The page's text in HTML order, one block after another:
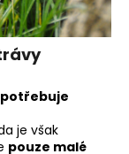
potřebuje
je však
pouze malé